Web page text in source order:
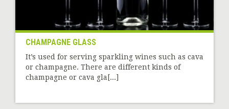
CHAMPAGNE GLASS
It’s used for serving sparkling wines such as cava
or champagne. There are different kinds of
champagne or cava gla[...]